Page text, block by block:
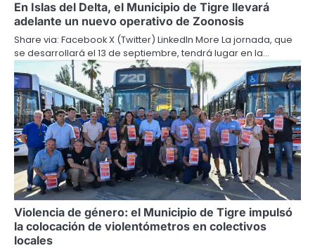
En Islas del Delta, el Municipio de Tigre llevará
adelante un nuevo operativo de Zoonosis
Share via: Facebook X (Twitter) LinkedIn More La jornada, que
se desarrollará el 13 de septiembre, tendrá lugar en la…
Violencia de género: el Municipio de Tigre impulsó
la colocación de violentómetros en colectivos
locales